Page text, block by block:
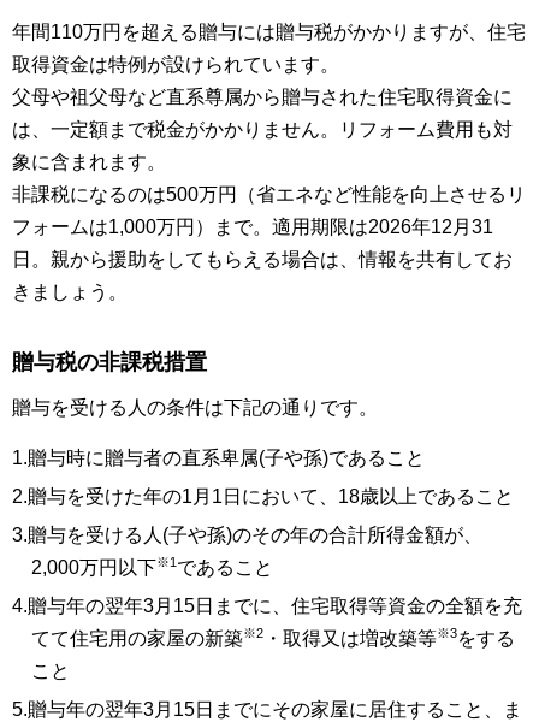
年間110万円を超える贈与には贈与税がかかりますが、住宅
取得資金は特例が設けられています。
父母や祖父母など直系尊属から贈与された住宅取得資金に
は、一定額まで税金がかかりません。リフォーム費用も対
象に含まれます。
非課税になるのは500万円（省エネなど性能を向上させるリ
フォームは1,000万円）まで。適用期限は2026年12月31
日。親から援助をしてもらえる場合は、情報を共有してお
きましょう。
贈与税の非課税措置
贈与を受ける人の条件は下記の通りです。
1.贈与時に贈与者の直系卑属(子や孫)であること
2.贈与を受けた年の1月1日において、18歳以上であること
3.贈与を受ける人(子や孫)のその年の合計所得金額が、
2,000万円以下※1 であること
4.贈与年の翌年3月15日までに、住宅取得等資金の全額を充
てて住宅用の家屋の新築※2 ・取得又は増改築等※3をする
こと
5.贈与年の翌年3月15日までにその家屋に居住すること、ま